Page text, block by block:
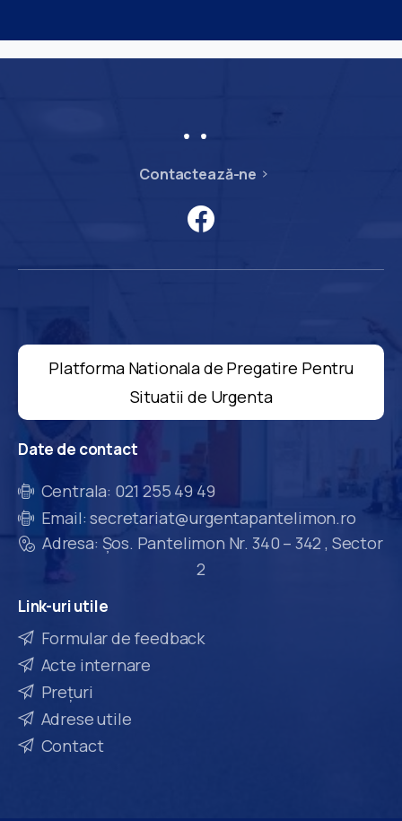
Contactează-ne
Platforma Nationala de Pregatire Pentru
Situatii de Urgenta
Datede contact
Centrala: 021 255 49 49
Email: secretariat@urgentapantelimon.ro
Adresa: Șos. Pantelimon Nr. 340 – 342 , Sector
2
Link-uriutile
Formular de feedback
Acte internare
Prețuri
Adrese utile
Contact